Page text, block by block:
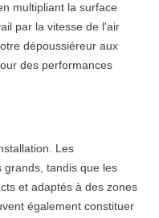
multipliant la surface
par la vitesse de l'air
dépoussiéreur aux
des performances
Les
grands, tandis que les
et adaptés à des zones
également constituer